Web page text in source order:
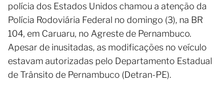
polícia dos Estados Unidos chamou a atenção da
Polícia Rodoviária Federal no domingo (3), na BR
104, em Caruaru, no Agreste de Pernambuco.
Apesar de inusitadas, as modificações no veículo
estavam autorizadas pelo Departamento Estadual
de Trânsito de Pernambuco (Detran-PE).